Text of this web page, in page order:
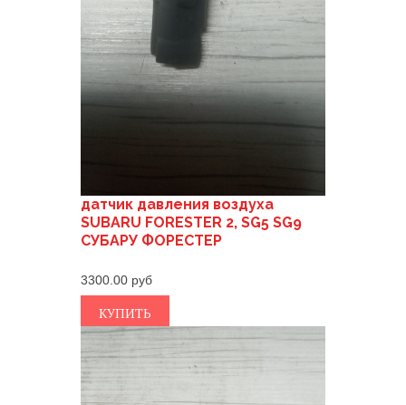
датчик давления воздуха
SUBARU FORESTER 2, SG5 SG9
СУБАРУ ФОРЕСТЕР
3300.00
КУПИТЬ